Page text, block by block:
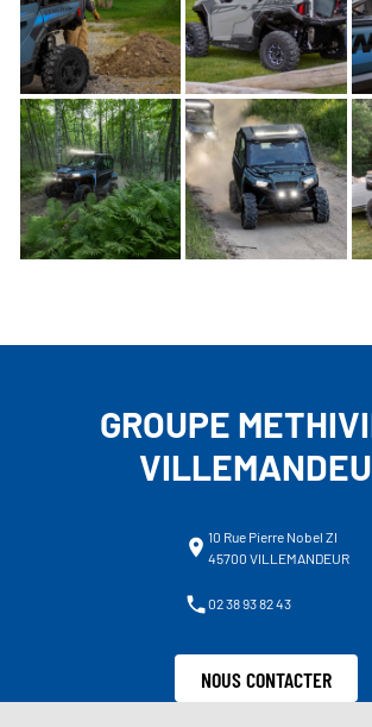
GROUPE
10 Rue Pierre Nobel ZI
45700 VILLEMANDEUR
02 38 93 82 43
NOUS CONTACTER